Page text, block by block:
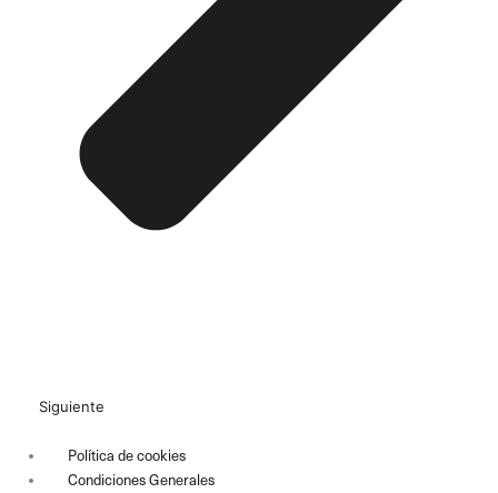
Siguiente
Política de cookies
Condiciones Generales